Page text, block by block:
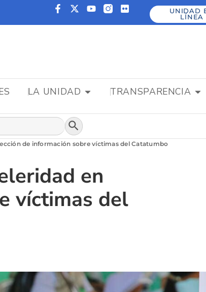
UNIDAD
LÍNEA
LA UNIDAD TRANSPARENCIA
Botón de búsqueda
de información sobre víctimas del Catatumbo
en
víctimas del